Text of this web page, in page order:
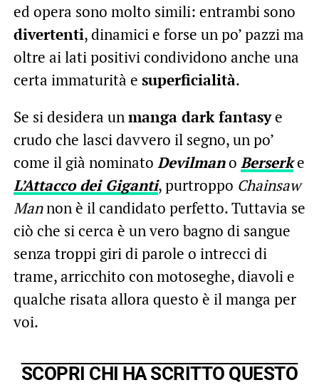
ed opera sono molto simili: entrambi sono
divertenti, dinamici e forse un po’ pazzi ma
oltre ai lati positivi condividono anche una
certa immaturità e superficialità.
Se si desidera unmanga dark fantasye
crudo che lasci davvero il segno, un po’
come il già nominato Devilmano Berserke
L’Attacco dei Giganti, purtroppo Chainsaw
Mannon è il candidato perfetto. Tuttavia se
ciò che si cerca è un vero bagno di sangue
senza troppi giri di parole o intrecci di
trame, arricchito con motoseghe, diavoli e
qualche risata allora questo è il manga per
voi.
SCOPRI CHI HA SCRITTO QUESTO